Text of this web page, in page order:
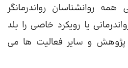
روانشناسان رواندرمانگر
یا رویکرد خاصی را بلد
و سایر فعالیت ها می